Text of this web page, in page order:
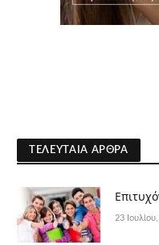
ΤΕΛΕΥΤΑΊΑ ΆΡΘΡΑ
23